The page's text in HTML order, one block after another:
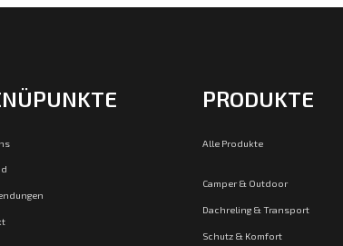
PRODUKTE
Alle Produkte
Camper & Outdoor
Dachreling & Transport
Schutz & Komfort